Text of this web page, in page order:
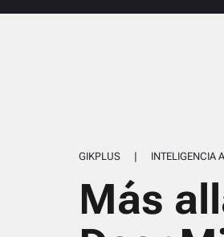
GIKPLUS | INTELIGENCIA
Más